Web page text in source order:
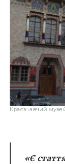
Краєзнавчий
«Є